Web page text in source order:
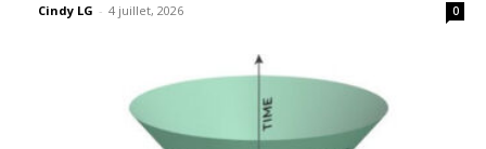
Cindy LG - 4 juillet, 2026 0